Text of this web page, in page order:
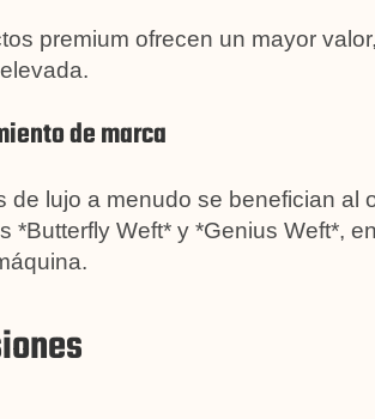
premium ofrecen un mayor
de marca
de lujo a menudo se benefician al
*Butterfly Weft* y *Genius Weft*,